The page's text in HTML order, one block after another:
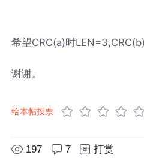
希望CRC(a)时
谢谢。
给本帖投票
197 7 打赏